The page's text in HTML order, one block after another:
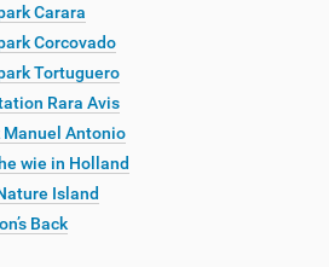
Carara
Corcovado
Tortuguero
Rara Avis
Antonio
wie in Holland
Island
Back